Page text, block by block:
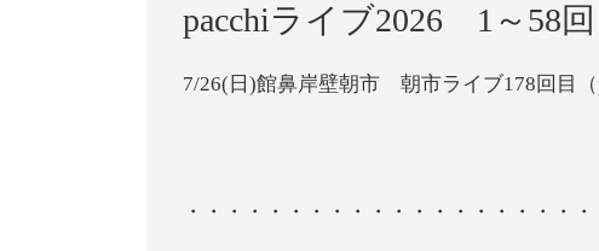
pacchiライブ2026 1～58回
7/26(日)館鼻岸壁朝市 朝市ライブ178回目（
・・・・・・・・・・・・・・・・・・・・